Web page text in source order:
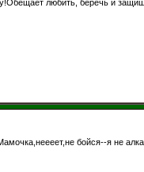
любить, беречь и
бойся--я не